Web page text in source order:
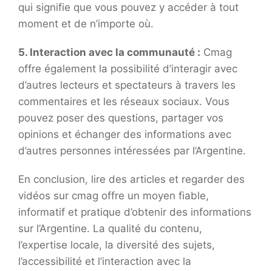
qui signifie que vous pouvez y accéder à tout
moment et de n’importe où.
5. Interaction avec la communauté : Cmag
offre également la possibilité d’interagir avec
d’autres lecteurs et spectateurs à travers les
commentaires et les réseaux sociaux. Vous
pouvez poser des questions, partager vos
opinions et échanger des informations avec
d’autres personnes intéressées par l’Argentine.
En conclusion, lire des articles et regarder des
vidéos sur cmag offre un moyen fiable,
informatif et pratique d’obtenir des informations
sur l’Argentine. La qualité du contenu,
l’expertise locale, la diversité des sujets,
l’accessibilité et l’interaction avec la